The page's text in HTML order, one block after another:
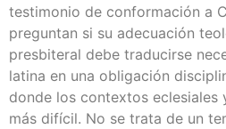
testimonio de conformación a
preguntan si su adecuación
presbiteral debe traducirse
latina en una obligación
donde los contextos eclesiales
más difícil. No se trata de un